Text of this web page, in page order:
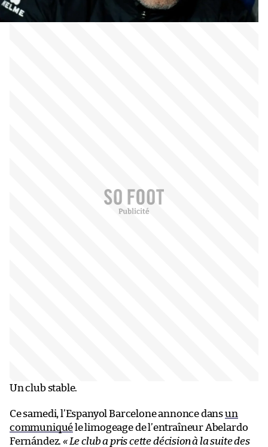
Un club stable.
Ce samedi, l’Espanyol Barcelone annonce dansun
communiqué le limogeage de l’entraîneur Abelardo
Fernández.« Le club a pris cette décision à la suite des